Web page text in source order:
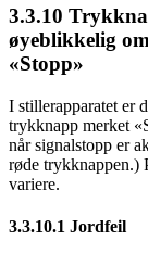
3.3.10
øyeblikkelig
«Stopp»
I stillerapparatet er
trykknapp merket
når signalstopp er
røde trykknappen.)
variere.
3.3.10.1 Jordfeil